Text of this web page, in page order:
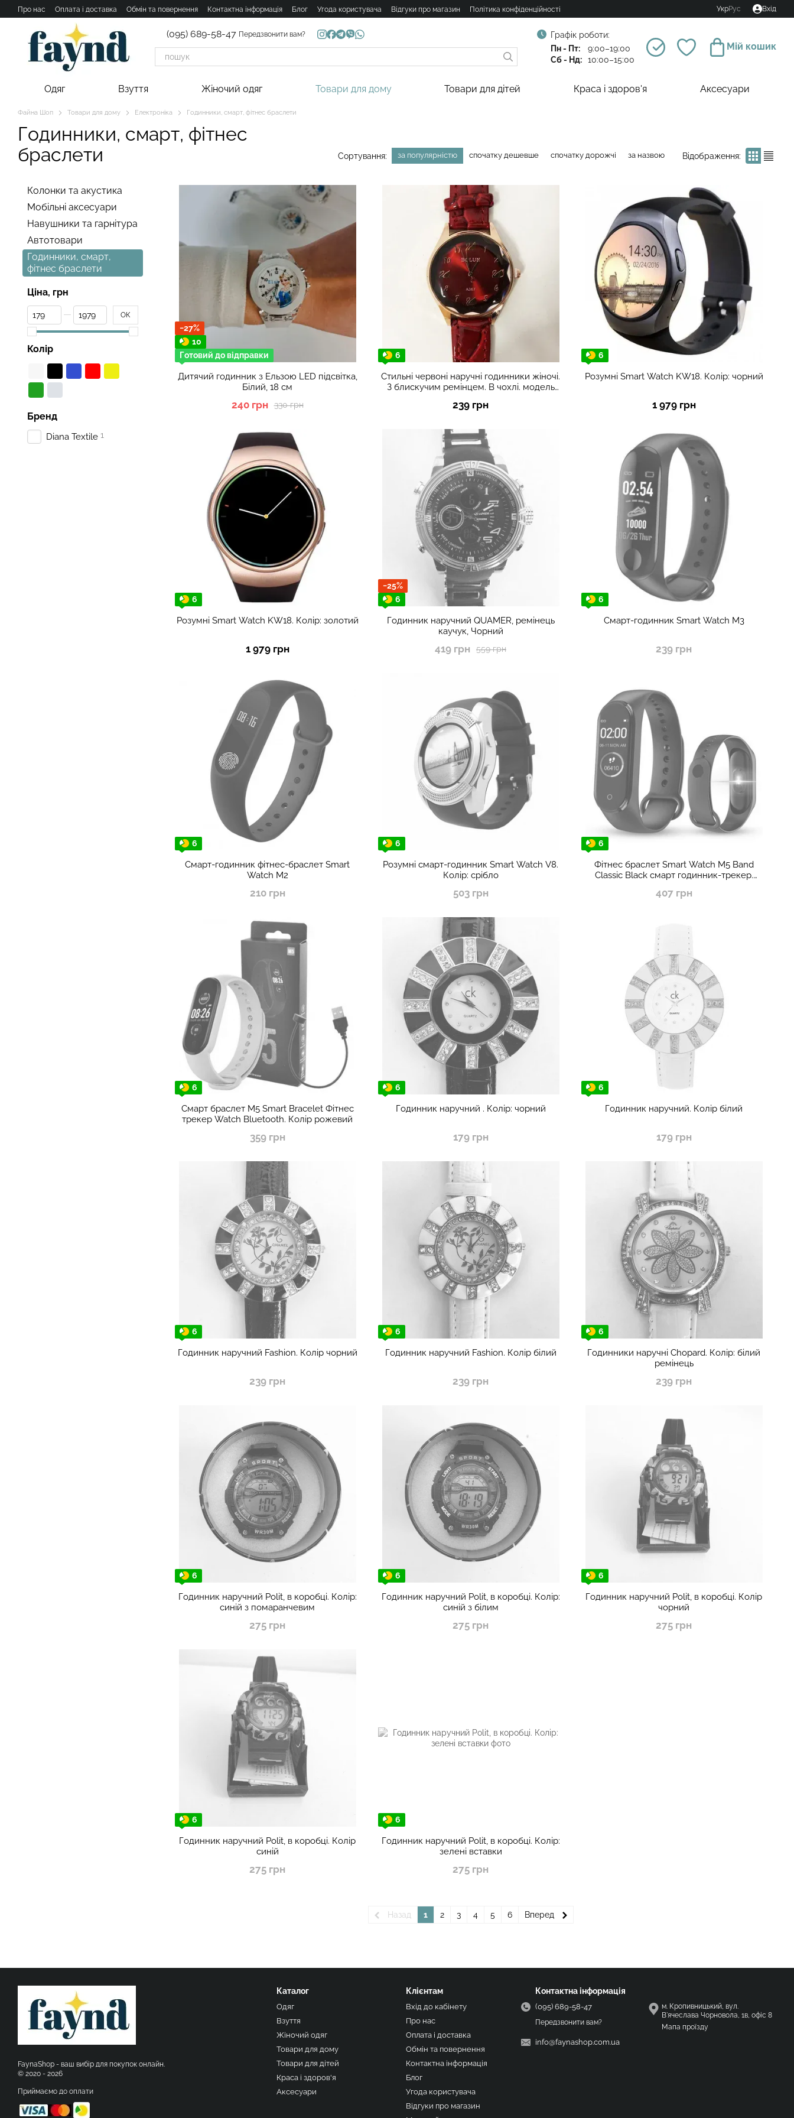
Перейти к основному контенту
Про нас Оплата і доставка Обмін та повернення Контактна інформація Блог Угода користувача Відгуки про магазин Політика конфіденційності УкрРус Вхід
(095) 689-58-47 Передзвонити вам?
Графік роботи:
Пн - Пт:
9:00–19:00
Сб - Нд:
10:00–15:00
Мій кошик
Одяг Взуття Жіночий одяг Товари для дому Товари для дітей Краса і здоров'я Аксесуари
Файна Шоп Товари для дому Електроніка Годинники, смарт, фітнес браслети
Годинники, смарт, фітнес
браслети
Сортування: за популярністю спочатку дешевше спочатку дорожчі за назвою Відображення:
−27%
10
Готовий до відправки
Дитячий годинник з Ельзою LED підсвітка,
Білий, 18 см
330 грн
240 грн
6
Стильні червоні наручні годинники жіночі.
З блискучим ремінцем. В чохлі. модель
239 грн
6
Розумні Smart Watch KW18. Колір: чорний
1 979 грн
6
Розумні Smart Watch KW18. Колір: золотий
1 979 грн
−25%
6
Годинник наручний QUAMER, ремінець
каучук, Чорний
559 грн
419 грн
6
Смарт-годинник Smart Watch M3
239 грн
6
Смарт-годинник фітнес-браслет Smart
Watch M2
210 грн
6
Розумні смарт-годинник Smart Watch V8.
Колір: срібло
503 грн
6
Фітнес браслет Smart Watch M5 Band
Classic Black смарт годинник-трекер.
407 грн
6
Смарт браслет M5 Smart Bracelet Фітнес
трекер Watch Bluetooth. Колір рожевий
359 грн
6
Годинник наручний . Колір: чорний
179 грн
6
Годинник наручний. Колір білий
179 грн
6
Годинник наручний Fashion. Колір чорний
239 грн
6
Годинник наручний Fashion. Колір білий
239 грн
6
Годинники наручні Chopard. Колір: білий
ремінець
239 грн
6
Годинник наручний Polit, в коробці. Колір:
синій з помаранчевим
275 грн
6
Годинник наручний Polit, в коробці. Колір:
синій з білим
275 грн
6
Годинник наручний Polit, в коробці. Колір
чорний
275 грн
6
Годинник наручний Polit, в коробці. Колір
синій
275 грн
6
Годинник наручний Polit, в коробці. Колір:
зелені вставки
275 грн
Назад 1 2 3 4 5 6 Вперед
Колонки та акустика
Мобільні аксесуари
Навушники та гарнітура
Автотовари
Годинники, смарт,
фітнес браслети
Ціна, грн
ОК
Колір
Бренд
Diana Textile 1
FaynaShop - ваш вибір для покупок онлайн.
© 2020 - 2026
Приймаємо до оплати
Каталог
Одяг
Взуття
Жіночий одяг
Товари для дому
Товари для дітей
Краса і здоров'я
Аксесуари
Клієнтам
Вхід до кабінету
Про нас
Оплата і доставка
Обмін та повернення
Контактна інформація
Блог
Угода користувача
Відгуки про магазин
Контактна інформація
(095) 689-58-47
Передзвонити вам?
info@faynashop.com.ua
м. Кропивницький, вул.
В'ячеслава Чорновола, 1в, офіс 8
Мапа проїзду